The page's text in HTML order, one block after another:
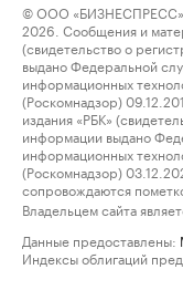
© ООО
2026. Сообщения и
(свидетельство о
выдано Федеральной
информационных
(Роскомнадзор)
издания «РБК»
информации выдано
информационных
(Роскомнадзор)
сопровождаются
Владельцем сайта
Данные предоставлены:
Индексы облигаций